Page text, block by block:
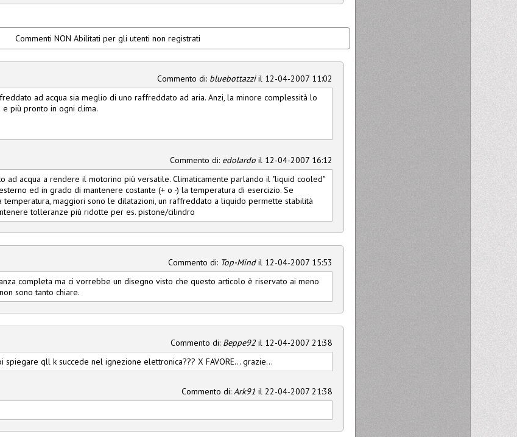
Commenti NON Abilitati per gli utenti non registrati
Commento di: bluebottazziil 12-04-2007 11:02
ad acqua sia meglio di uno raffreddato ad aria. Anzi, la minore complessità lo
più pronto in ogni clima.
Commento di: edolardo il 12-04-2007 16:12
acqua a rendere il motorino più versatile. Climaticamente parlando il "liquid cooled"
ed in grado di mantenere costante (+ o -) la temperatura di esercizio. Se
temperatura, maggiori sono le dilatazioni, un raffreddato a liquido permette stabilità
tolleranze più ridotte per es. pistone/cilindro
Commento di: Top-Mindil 12-04-2007 15:53
completa ma ci vorrebbe un disegno visto che questo articolo è riservato ai meno
sono tanto chiare.
Commento di: Beppe92il 12-04-2007 21:38
qll k succede nel ignezione elettronica??? X FAVORE... grazie...
Commento di: Ark91 il 22-04-2007 21:38